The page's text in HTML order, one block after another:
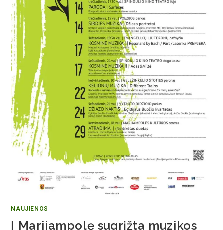
NAUJIENOS
Į Marijampolę sugrįžta muzikos